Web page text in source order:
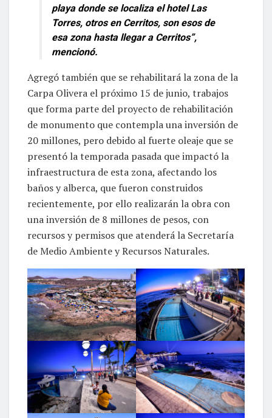
playa donde se localiza el hotel Las
Torres, otros en Cerritos, son esos de
esa zona hasta llegar a Cerritos”,
mencionó.
Agregó también que se rehabilitará la zona de la
Carpa Olivera el próximo 15 de junio, trabajos
que forma parte del proyecto de rehabilitación
de monumento que contempla una inversión de
20 millones, pero debido al fuerte oleaje que se
presentó la temporada pasada que impactó la
infraestructura de esta zona, afectando los
baños y alberca, que fueron construidos
recientemente, por ello realizarán la obra con
una inversión de 8 millones de pesos, con
recursos y permisos que atenderá la Secretaría
de Medio Ambiente y Recursos Naturales.